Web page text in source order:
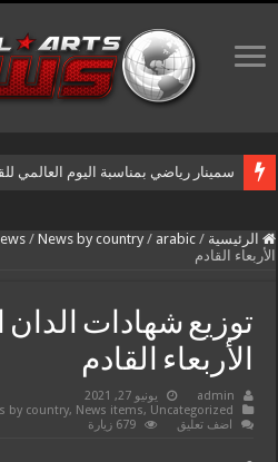
سمينار رياضي بمناسبة اليوم العالمي
الرئيسية /
/ News by country / arabic
الأربعاء القادم
توزيع شهادات الدان
الأربعاء القادم
admin
يونيو 27, 2021
by country, News items, Uncategorized
اضف تعليق
679 زيارة